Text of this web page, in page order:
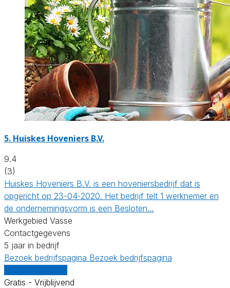
5. Huiskes Hoveniers B.V.
9.4
(3)
Huiskes Hoveniers B.V. is een hoveniersbedrijf dat is
opgericht op 23-04-2020. Het bedrijf telt 1 werknemer en
de ondernemingsvorm is een Besloten…
Werkgebied Vasse
Contactgegevens
5 jaar in bedrijf
Bezoek bedrijfspagina Bezoek bedrijfspagina
Gratis - Vrijblijvend